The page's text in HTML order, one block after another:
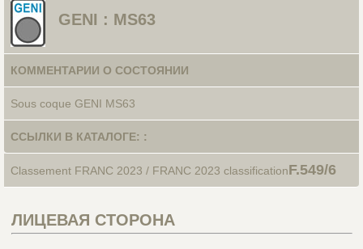
GENI : MS63
КОММЕНТАРИИ О СОСТОЯНИИ
Sous coque GENI MS63
ССЫЛКИ В КАТАЛОГЕ: :
Classement FRANC 2023 / FRANC 2023 classificationF.549/6
ЛИЦЕВАЯ СТОРОНА